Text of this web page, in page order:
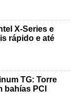
X-Series e
rápido e até
TG: Torre
bahías PCI